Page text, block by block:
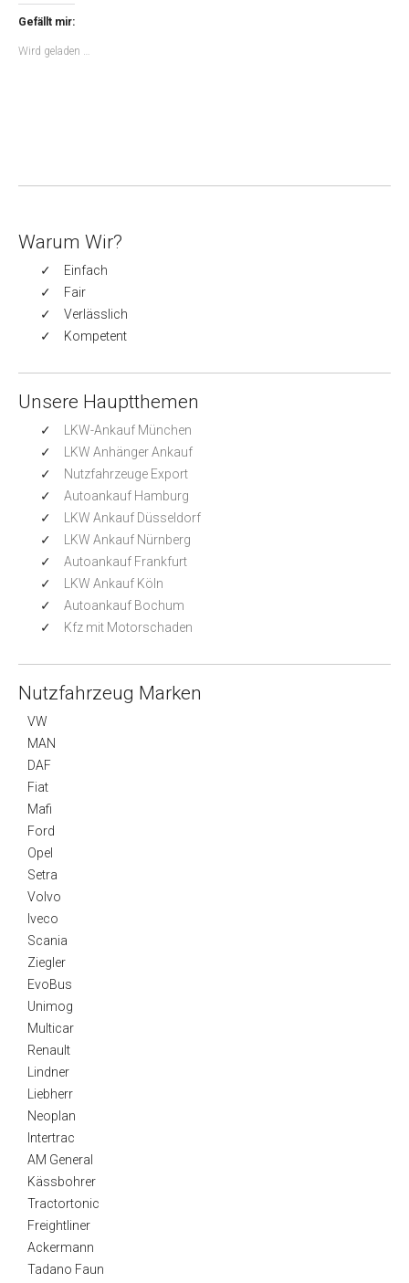
Gefällt mir:
Wird geladen …
Warum Wir?
Einfach
Fair
Verlässlich
Kompetent
Unsere Hauptthemen
LKW-Ankauf München
LKW Anhänger Ankauf
Nutzfahrzeuge Export
Autoankauf Hamburg
LKW Ankauf Düsseldorf
LKW Ankauf Nürnberg
Autoankauf Frankfurt
LKW Ankauf Köln
Autoankauf Bochum
Kfz mit Motorschaden
Nutzfahrzeug Marken
VW
MAN
DAF
Fiat
Mafi
Ford
Opel
Setra
Volvo
Iveco
Scania
Ziegler
EvoBus
Unimog
Multicar
Renault
Lindner
Liebherr
Neoplan
Intertrac
AM General
Kässbohrer
Tractortonic
Freightliner
Ackermann
Tadano Faun